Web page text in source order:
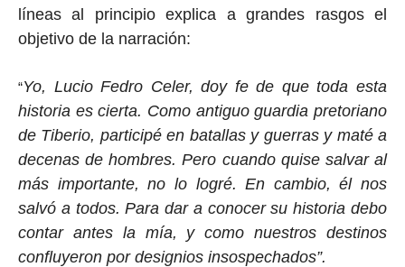
líneas al principio explica a grandes rasgos el
objetivo de la narración:
“Yo, Lucio Fedro Celer, doy fe de que toda esta
historia es cierta. Como antiguo guardia pretoriano
de Tiberio, participé en batallas y guerras y maté a
decenas de hombres. Pero cuando quise salvar al
más importante, no lo logré. En cambio, él nos
salvó a todos. Para dar a conocer su historia debo
contar antes la mía, y como nuestros destinos
confluyeron por designios insospechados”.